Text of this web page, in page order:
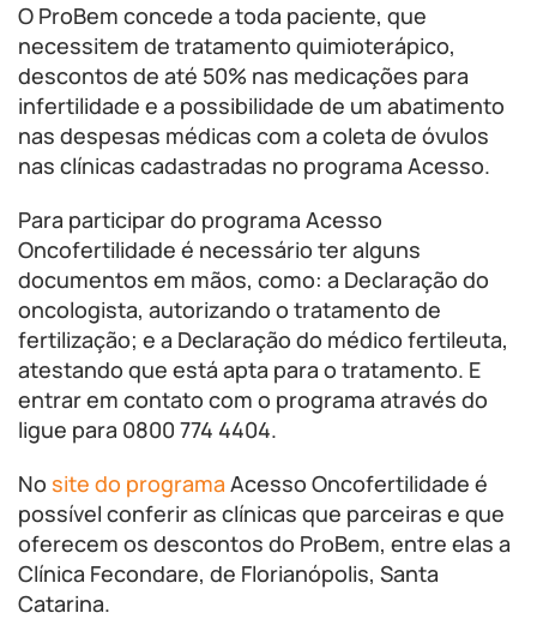
O ProBem concede a toda paciente, que
necessitem de tratamento quimioterápico,
descontos de até 50% nas medicações para
infertilidade e a possibilidade de um abatimento
nas despesas médicas com a coleta de óvulos
nas clínicas cadastradas no programa Acesso.
Para participar do programa Acesso
Oncofertilidade é necessário ter alguns
documentos em mãos, como: a Declaração do
oncologista, autorizando o tratamento de
fertilização; e a Declaração do médico fertileuta,
atestando que está apta para o tratamento. E
entrar em contato com o programa através do
ligue para 0800 774 4404.
No site do programa Acesso Oncofertilidade é
possível conferir as clínicas que parceiras e que
oferecem os descontos do ProBem, entre elas a
Clínica Fecondare, de Florianópolis, Santa
Catarina.